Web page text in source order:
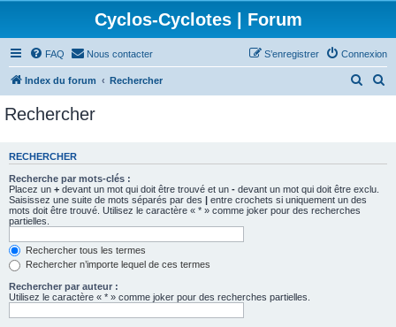
Cyclos-Cyclotes | Forum
FAQ Nous contacter Connexion
S’enregistrer
Index du forum Rechercher
e
e
r
c
Rechercher
RECHERCHER
Recherche par mots-clés :
Placez un + devant un mot qui doit être trouvé et un - devant un mot qui doit être exclu.
Saisissez une suite de mots séparés par des | entre crochets si uniquement un des
mots doit être trouvé. Utilisez le caractère « * » comme joker pour des recherches
partielles.
Rechercher tous les termes
Rechercher n’importe lequel de ces termes
Rechercher par auteur :
Utilisez le caractère « * » comme joker pour des recherches partielles.